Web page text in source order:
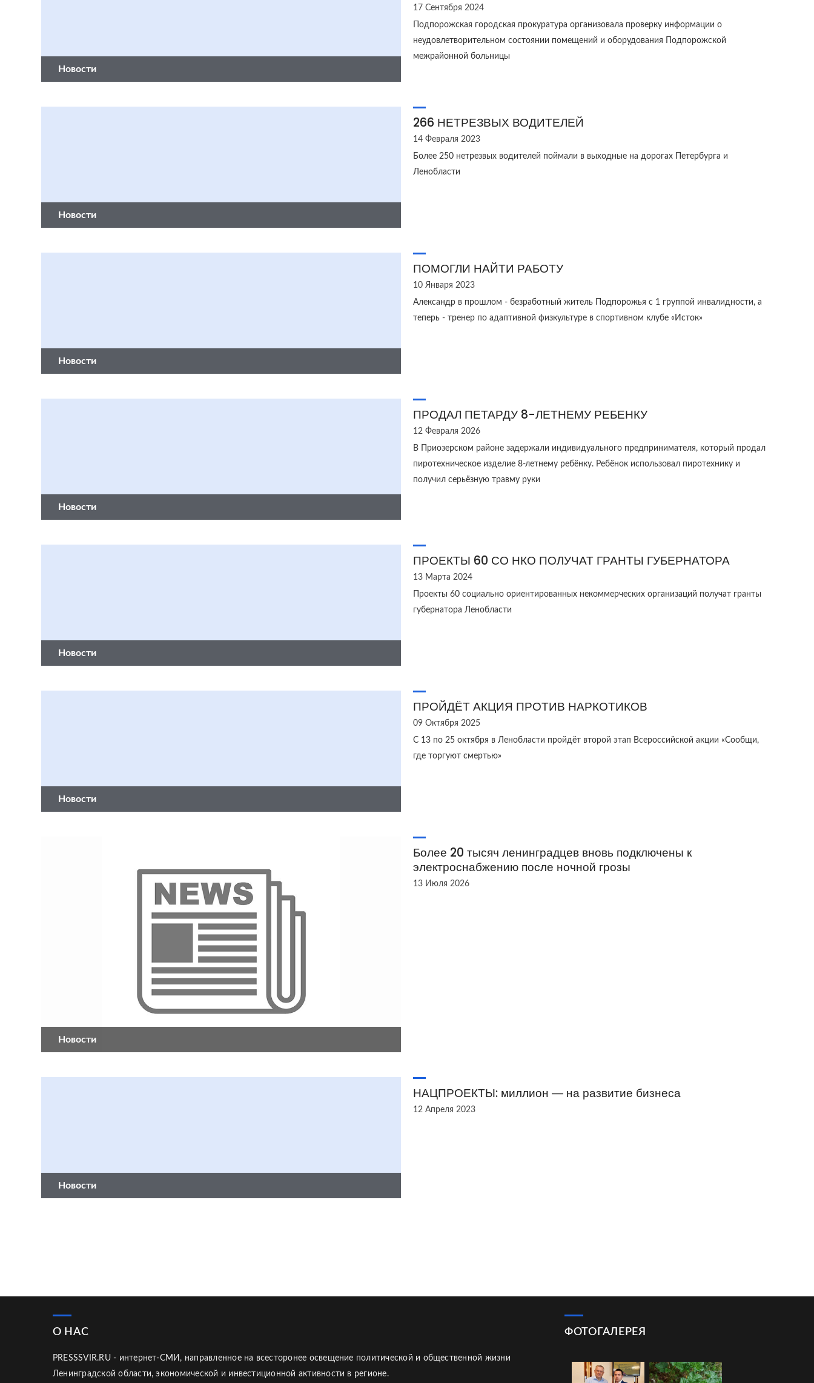
Новости
17 Сентября 2024
Подпорожская городская прокуратура организовала проверку информации о
неудовлетворительном состоянии помещений и оборудования Подпорожской
межрайонной больницы
Новости
266 НЕТРЕЗВЫХ ВОДИТЕЛЕЙ
14 Февраля 2023
Более 250 нетрезвых водителей поймали в выходные на дорогах Петербурга и
Ленобласти
Новости
ПОМОГЛИ НАЙТИ РАБОТУ
10 Января 2023
Александр в прошлом - безработный житель Подпорожья с 1 группой инвалидности, а
теперь - тренер по адаптивной физкультуре в спортивном клубе «Исток»
Новости
ПРОДАЛ ПЕТАРДУ 8-ЛЕТНЕМУ РЕБЕНКУ
12 Февраля 2026
В Приозерском районе задержали индивидуального предпринимателя, который продал
пиротехническое изделие 8-летнему ребёнку. Ребёнок использовал пиротехнику и
получил серьёзную травму руки
Новости
ПРОЕКТЫ 60 СО НКО ПОЛУЧАТ ГРАНТЫ ГУБЕРНАТОРА
13 Марта 2024
Проекты 60 социально ориентированных некоммерческих организаций получат гранты
губернатора Ленобласти
Новости
ПРОЙДЁТ АКЦИЯ ПРОТИВ НАРКОТИКОВ
09 Октября 2025
С 13 по 25 октября в Ленобласти пройдёт второй этап Всероссийской акции «Сообщи,
где торгуют смертью»
Новости
Более 20 тысяч ленинградцев вновь подключены к
электроснабжению после ночной грозы
13 Июля 2026
Новости
НАЦПРОЕКТЫ: миллион ― на развитие бизнеса
12 Апреля 2023
О НАС
PRESSSVIR.RU - интернет-СМИ, направленное на всесторонее освещение политической и общественной жизни
Ленинградской области, экономической и инвестиционной активности в регионе.
ФОТОГАЛЕРЕЯ